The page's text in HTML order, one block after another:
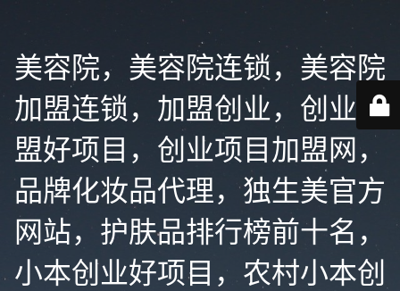
美容院，美容院连锁，美容院
加盟连锁，加盟创业，创业加
盟好项目，创业项目加盟网，
品牌化妆品代理，独生美官方
网站，护肤品排行榜前十名，
小本创业好项目，农村小本创